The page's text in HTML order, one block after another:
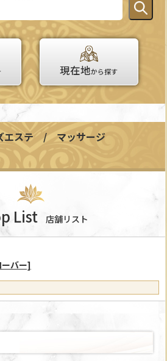
現在地から探す
エステ / マッサージ
List 店舗リスト
バー]